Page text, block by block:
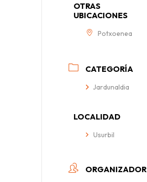
OTRAS
UBICACIONES
Potxoenea
CATEGORÍA
Jardunaldia
LOCALIDAD
Usurbil
ORGANIZADOR